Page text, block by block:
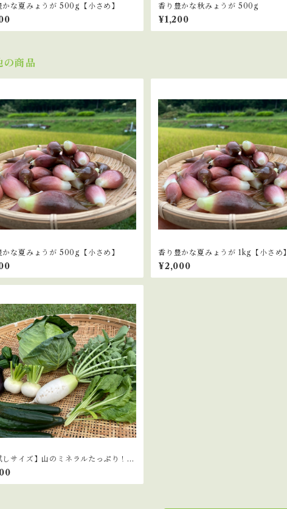
かな夏みょうが 500g【小さめ】 香り豊かな秋みょうが 500g
¥1,200
の商品
かな夏みょうが 500g【小さめ】 香り豊かな夏みょうが 1kg【小さめ】
¥2,000
しサイズ】山のミネラルたっぷり！ソ
のこだわり野菜セット